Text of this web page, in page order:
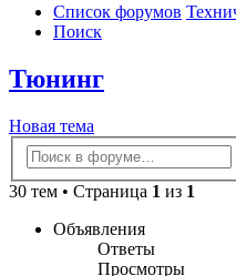
Список форумов
Поиск
Тюнинг
Новая тема
30 тем • Страница 1 из 1
Объявления
Ответы
Просмотры